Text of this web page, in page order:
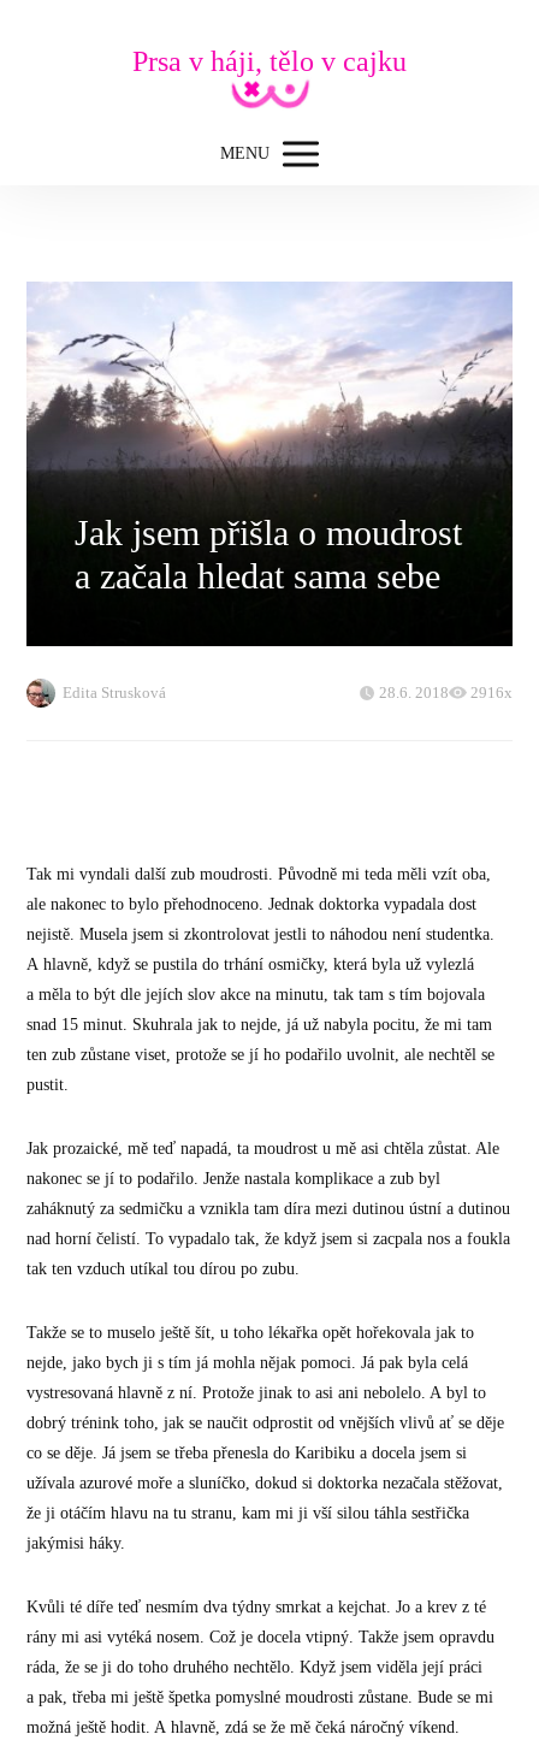
Prsa v háji, tělo v cajku
MENU
Jak jsem přišla o moudrost
a začala hledat sama sebe
Edita Strusková 28.6. 2018 2916x
Tak mi vyndali další zub moudrosti. Původně mi teda měli vzít oba,
ale nakonec to bylo přehodnoceno. Jednak doktorka vypadala dost
nejistě. Musela jsem si zkontrolovat jestli to náhodou není studentka.
A hlavně, když se pustila do trhání osmičky, která byla už vylezlá
a měla to být dle jejích slov akce na minutu, tak tam s tím bojovala
snad 15 minut. Skuhrala jak to nejde, já už nabyla pocitu, že mi tam
ten zub zůstane viset, protože se jí ho podařilo uvolnit, ale nechtěl se
pustit.
Jak prozaické, mě teď napadá, ta moudrost u mě asi chtěla zůstat. Ale
nakonec se jí to podařilo. Jenže nastala komplikace a zub byl
zaháknutý za sedmičku a vznikla tam díra mezi dutinou ústní a dutinou
nad horní čelistí. To vypadalo tak, že když jsem si zacpala nos a foukla
tak ten vzduch utíkal tou dírou po zubu.
Takže se to muselo ještě šít, u toho lékařka opět hořekovala jak to
nejde, jako bych ji s tím já mohla nějak pomoci. Já pak byla celá
vystresovaná hlavně z ní. Protože jinak to asi ani nebolelo. A byl to
dobrý trénink toho, jak se naučit odprostit od vnějších vlivů ať se děje
co se děje. Já jsem se třeba přenesla do Karibiku a docela jsem si
užívala azurové moře a sluníčko, dokud si doktorka nezačala stěžovat,
že ji otáčím hlavu na tu stranu, kam mi ji vší silou táhla sestřička
jakýmisi háky.
Kvůli té díře teď nesmím dva týdny smrkat a kejchat. Jo a krev z té
rány mi asi vytéká nosem. Což je docela vtipný. Takže jsem opravdu
ráda, že se ji do toho druhého nechtělo. Když jsem viděla její práci
a pak, třeba mi ještě špetka pomyslné moudrosti zůstane. Bude se mi
možná ještě hodit. A hlavně, zdá se že mě čeká náročný víkend.